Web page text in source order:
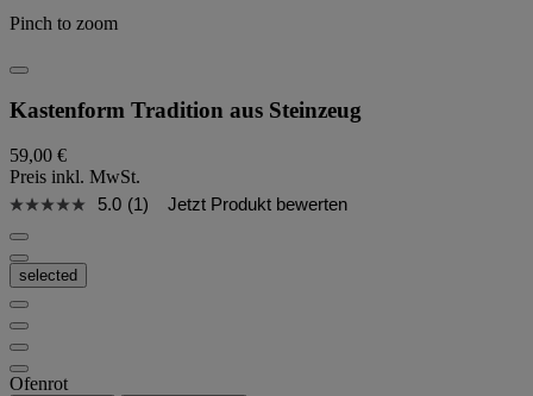
Pinch to zoom
Kastenform Tradition aus Steinzeug
59,00 €
Preis inkl. MwSt.
5.0 (1) Jetzt Produkt bewerten
selected
Ofenrot